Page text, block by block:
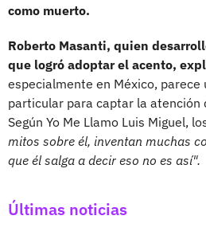
como muerto.
Roberto Masanti, quien
que logró adoptar el acento,
especialmente en México, parece
particular para captar la atención
Según Yo Me Llamo Luis Miguel,
mitos sobre él, inventan muchas
que él salga a decir eso no es así".
Últimas noticias